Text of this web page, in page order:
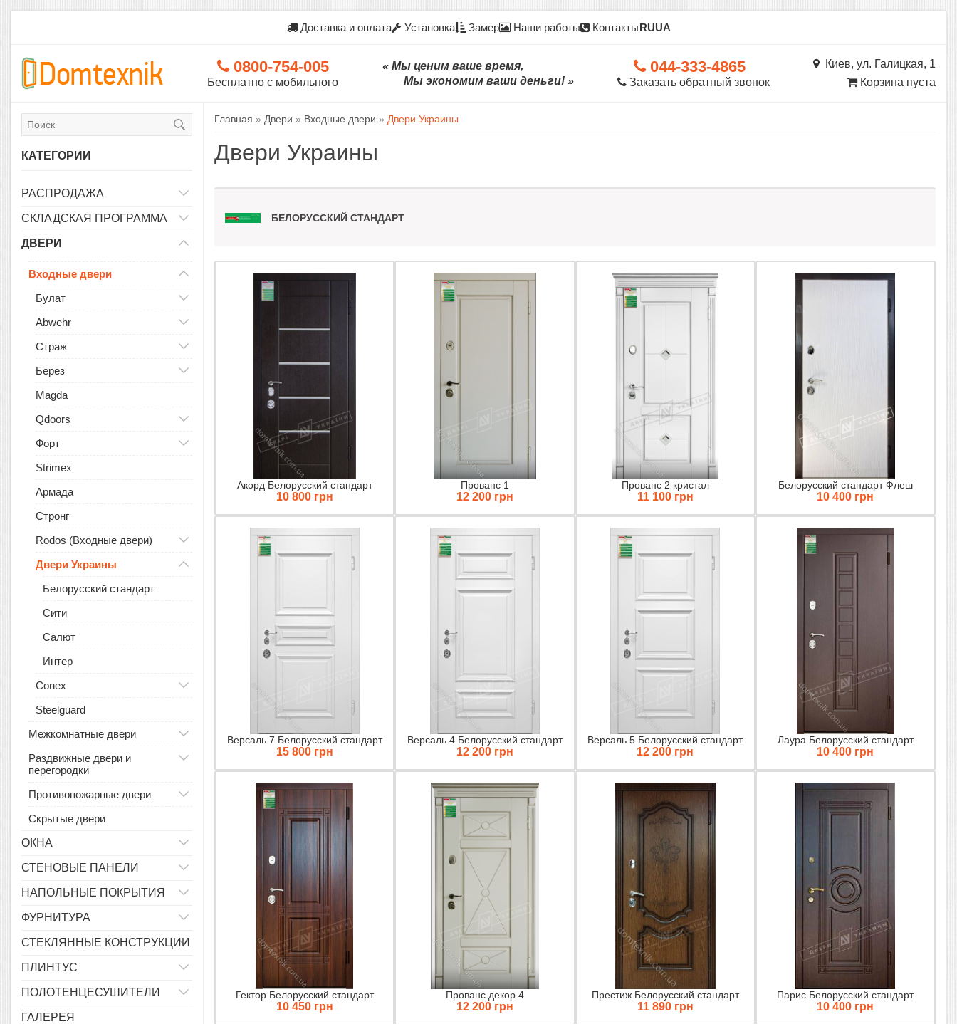
Доставка и оплата Установка Замер Наши работы КонтактыRUUA
0800-754-005
Бесплатно с мобильного
« Мы ценим ваше время,
Мы экономим ваши деньги! »
044-333-4865
Заказать обратный звонок
Киев, ул. Галицкая, 1
Корзина пуста
КАТЕГОРИИ
РАСПРОДАЖА
СКЛАДСКАЯ ПРОГРАММА
ДВЕРИ
Входные двери
Булат
Abwehr
Страж
Берез
Magda
Qdoors
Форт
Strimex
Армада
Стронг
Rodos (Входные двери)
Двери Украины
Белорусский стандарт
Сити
Салют
Интер
Conex
Steelguard
Межкомнатные двери
Раздвижные двери и
перегородки
Противопожарные двери
Скрытые двери
ОКНА
СТЕНОВЫЕ ПАНЕЛИ
НАПОЛЬНЫЕ ПОКРЫТИЯ
ФУРНИТУРА
СТЕКЛЯННЫЕ КОНСТРУКЦИИ
ПЛИНТУС
ПОЛОТЕНЦЕСУШИТЕЛИ
ГАЛЕРЕЯ
Главная » Двери » Входные двери » Двери Украины
Двери Украины
БЕЛОРУССКИЙ СТАНДАРТ
Акорд Белорусский стандарт
10 800 грн
Прованс 1
12 200 грн
Прованс 2 кристал
11 100 грн
Белорусский стандарт Флеш
10 400 грн
Версаль 7 Белорусский стандарт
15 800 грн
Версаль 4 Белорусский стандарт
12 200 грн
Версаль 5 Белорусский стандарт
12 200 грн
Лаура Белорусский стандарт
10 400 грн
Гектор Белорусский стандарт
10 450 грн
Прованс декор 4
12 200 грн
Престиж Белорусский стандарт
11 890 грн
Парис Белорусский стандарт
10 400 грн